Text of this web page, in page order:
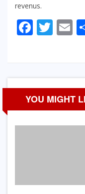
revenus.
YOU MIGHT